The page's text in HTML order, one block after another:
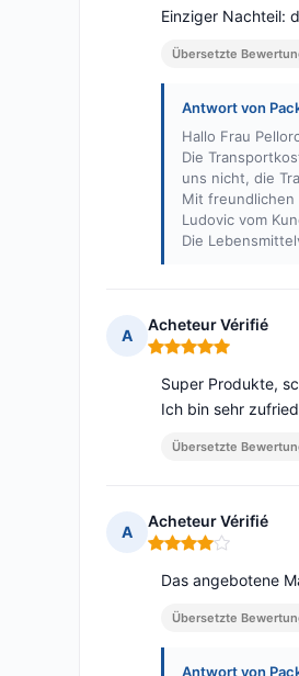
Einziger Nachteil:
Übersetzte
Antwort von
Hallo Frau
Die
uns nicht, die
Mit freundlichen
Ludovic vom
Die
A
Acheteur Vérifié
Hinweis: 5 von 5
Super Produkte,
Ich bin sehr
Übersetzte
A
Acheteur Vérifié
Hinweis: 4 von 5
Das angebotene
Übersetzte
Antwort von